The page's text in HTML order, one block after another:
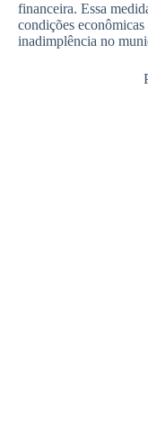
financeira. Essa
condições
inadimplência no